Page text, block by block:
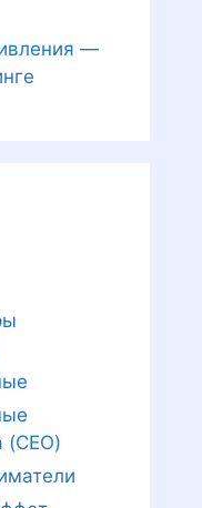
—
(CEO)